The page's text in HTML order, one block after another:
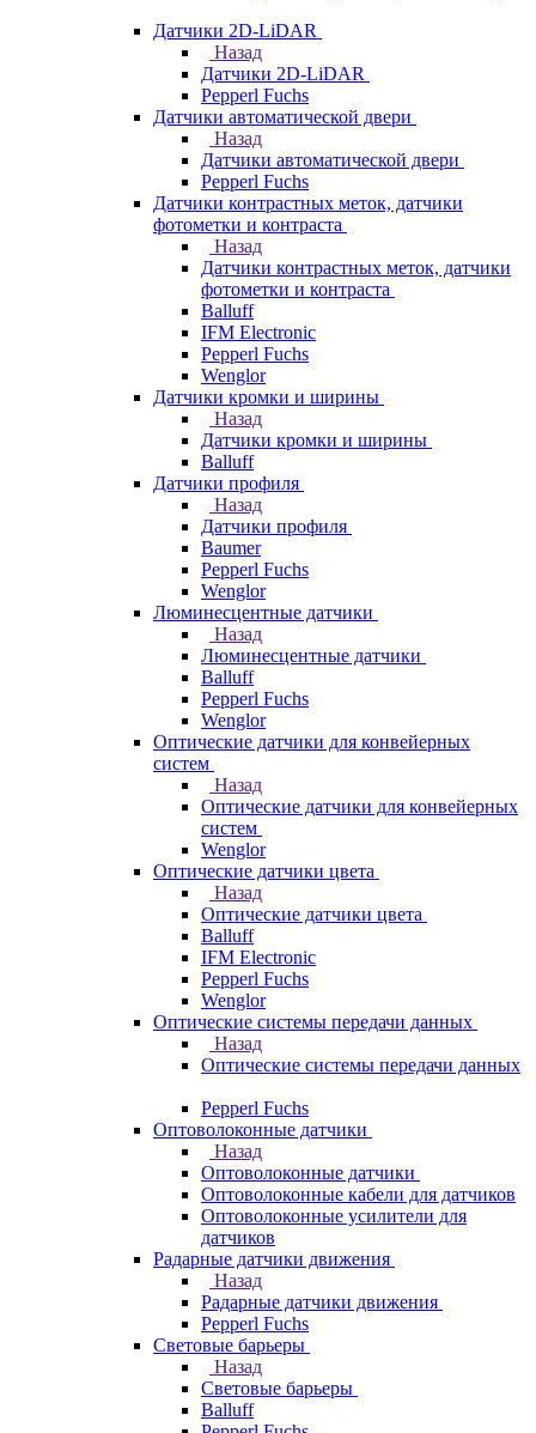
Датчики 2D-LiDAR
Назад
Датчики 2D-LiDAR
Pepperl Fuchs
Датчики автоматической двери
Назад
Датчики автоматической двери
Pepperl Fuchs
Датчики контрастных меток, датчики
фотометки и контраста
Назад
Датчики контрастных меток, датчики
фотометки и контраста
Balluff
IFM Electronic
Pepperl Fuchs
Wenglor
Датчики кромки и ширины
Назад
Датчики кромки и ширины
Balluff
Датчики профиля
Назад
Датчики профиля
Baumer
Pepperl Fuchs
Wenglor
Люминесцентные датчики
Назад
Люминесцентные датчики
Balluff
Pepperl Fuchs
Wenglor
Оптические датчики для конвейерных
систем
Назад
Оптические датчики для конвейерных
систем
Wenglor
Оптические датчики цвета
Назад
Оптические датчики цвета
Balluff
IFM Electronic
Pepperl Fuchs
Wenglor
Оптические системы передачи данных
Назад
Оптические системы передачи данных
Pepperl Fuchs
Оптоволоконные датчики
Назад
Оптоволоконные датчики
Оптоволоконные кабели для датчиков
Оптоволоконные усилители для
датчиков
Радарные датчики движения
Назад
Радарные датчики движения
Pepperl Fuchs
Световые барьеры
Назад
Световые барьеры
Balluff